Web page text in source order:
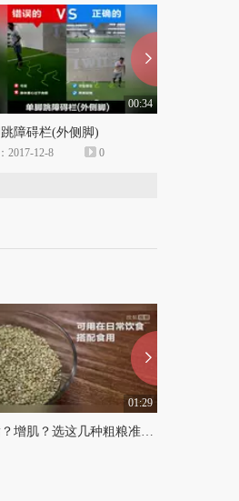
00:34
障碍栏(外侧脚)
2017-12-8 0
01:29
减脂？增肌？选这几种粗粮准没错！